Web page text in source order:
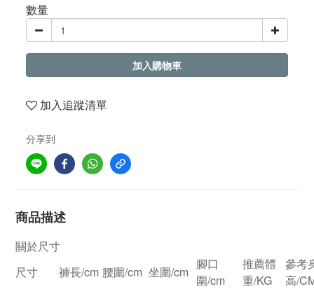
數量
加入購物車
加入追蹤清單
分享到
商品描述
關於尺寸
尺寸
褲長/cm 腰圍/cm 坐圍/cm
腳口
圍/cm
推薦體
重/KG
參考
高/